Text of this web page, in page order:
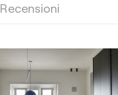
Recensioni